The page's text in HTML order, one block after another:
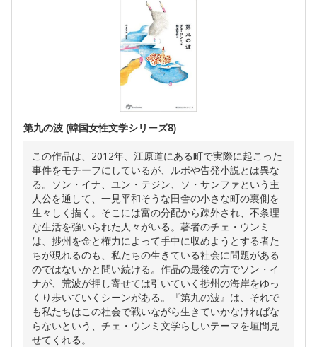
第九の波 (韓国女性文学シリーズ8)
この作品は、2012年、江原道にある町で実際に起こった
事件をモチーフにしているが、ルポや告発小説とは異な
る。ソン・イナ、ユン・テジン、ソ・サンファという主
人公を通して、一見平和そうな田舎の小さな町の裏側を
生々しく描く。そこには富の分配から疎外され、不条理
な生活を強いられた人々がいる。著者のチェ・ウンミ
は、捗州を金と権力によって手中に収めようとする者た
ちが現れるのも、私たちの生きている社会に問題がある
のではないかと問い続ける。作品の最後の方でソン・イ
ナが、荒波が押し寄せては引いていく捗州の海岸をゆっ
くり歩いていくシーンがある。『第九の波』は、それで
も私たちはこの社会で戦いながら生きていかなければな
らないという、チェ・ウンミ文学らしいテーマを垣間見
せてくれる。